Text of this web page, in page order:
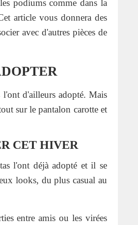
podiums comme dans la
article vous donnera des
avec d'autres pièces de
l'ont d'ailleurs adopté. Mais
sur le pantalon carotte et
CET HIVER
l'ont déjà adopté et il se
looks, du plus casual au
entre amis ou les virées